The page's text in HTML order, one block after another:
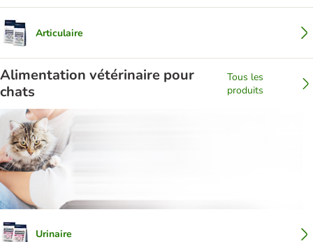
Articulaire
Alimentation vétérinaire pour
chats
Tous les
produits
Urinaire